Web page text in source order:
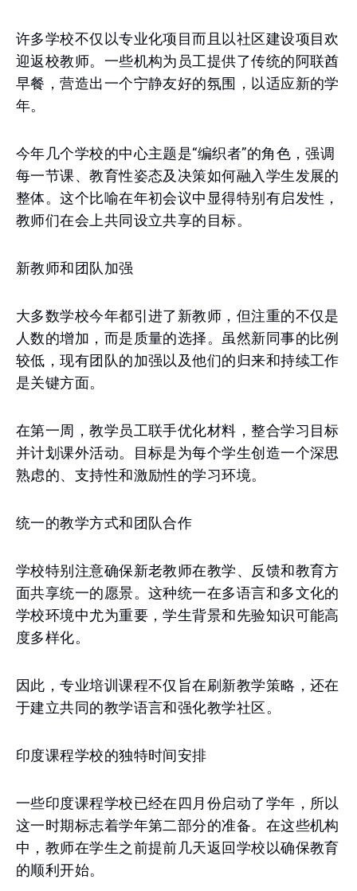
许多学校不仅以专业化项目而且以社区建设项目欢
迎返校教师。一些机构为员工提供了传统的阿联酋
早餐，营造出一个宁静友好的氛围，以适应新的学
年。
今年几个学校的中心主题是“编织者”的角色，强调
每一节课、教育性姿态及决策如何融入学生发展的
整体。这个比喻在年初会议中显得特别有启发性，
教师们在会上共同设立共享的目标。
新教师和团队加强
大多数学校今年都引进了新教师，但注重的不仅是
人数的增加，而是质量的选择。虽然新同事的比例
较低，现有团队的加强以及他们的归来和持续工作
是关键方面。
在第一周，教学员工联手优化材料，整合学习目标
并计划课外活动。目标是为每个学生创造一个深思
熟虑的、支持性和激励性的学习环境。
统一的教学方式和团队合作
学校特别注意确保新老教师在教学、反馈和教育方
面共享统一的愿景。这种统一在多语言和多文化的
学校环境中尤为重要，学生背景和先验知识可能高
度多样化。
因此，专业培训课程不仅旨在刷新教学策略，还在
于建立共同的教学语言和强化教学社区。
印度课程学校的独特时间安排
一些印度课程学校已经在四月份启动了学年，所以
这一时期标志着学年第二部分的准备。在这些机构
中，教师在学生之前提前几天返回学校以确保教育
的顺利开始。